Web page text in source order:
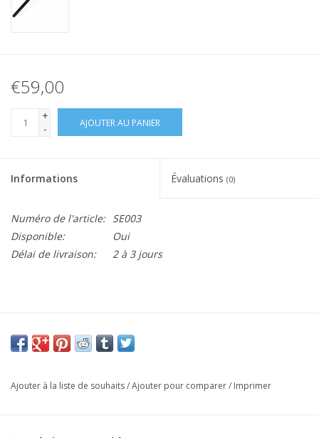
€59,00
+
-
AJOUTER AU PANIER
Informations Évaluations (0)
Numéro de l'article: SE003
Disponible:
Oui
Délai de livraison:
2 à 3 jours
Ajouter à la liste de souhaits/Ajouter pour comparer/ Imprimer